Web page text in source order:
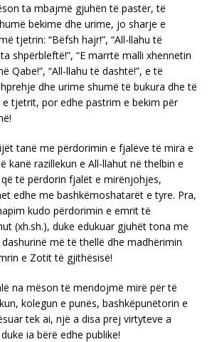
ta mbajmë gjuhën të pastër, të
bekime dhe urime, jo sharje e
tjetrin: “Bëfsh hajr!”, “All-llahu të
shpërbleftë!”, “E marrtë malli xhennetin
Qabe!”, “All-llahu të dashtë!”, e të
dhe urime shumë të bukura dhe të
tjetrit, por edhe pastrim e bekim për
tanë me përdorimin e fjalëve të mira e
kanë razillekun e All-llahut në thelbin e
të përdorin fjalët e mirënjohjes,
edhe me bashkëmoshatarët e tyre. Pra,
kudo përdorimin e emrit të
(xh.sh.), duke edukuar gjuhët tona me
më të thellë dhe madhërimin
e Zotit të gjithësisë!
na mëson të mendojmë mirë për të
kolegun e punës, bashkëpunëtorin e
tek ai, një a disa prej virtyteve a
ia bërë edhe publike!